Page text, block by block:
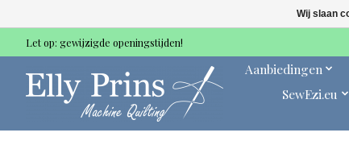
Let op: gewijzigde openingstijden!
Aanbiedingen
SewEzi.eu
Wij slaan